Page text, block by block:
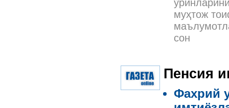
муҳтож
сон
Пенсия
Фахрий